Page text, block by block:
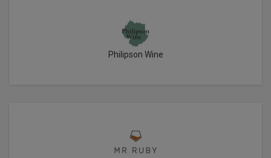
Philipson Wine